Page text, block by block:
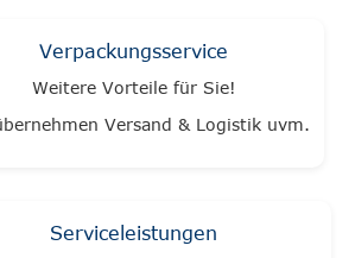
Verpackungsservice
Weitere Vorteile für Sie!
Versand & Logistik uvm.
Serviceleistungen